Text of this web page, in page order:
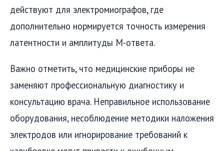
действуют для электромиографов, где
дополнительно нормируется точность измерения
латентности и амплитуды М-ответа.
Важно отметить, что медицинские приборы не
заменяют профессиональную диагностику и
консультацию врача. Неправильное использование
оборудования, несоблюдение методики наложения
электродов или игнорирование требований к